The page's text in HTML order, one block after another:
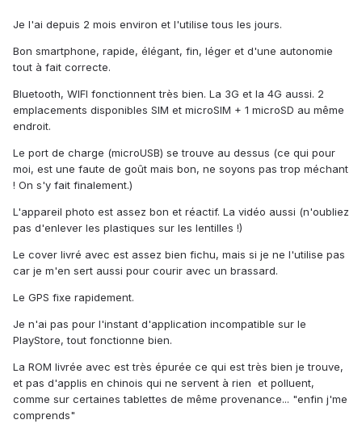
Je l'ai depuis 2 mois environ et l'utilise tous les jours.
Bon smartphone, rapide, élégant, fin, léger et d'une autonomie
tout à fait correcte.
Bluetooth, WIFI fonctionnent très bien. La 3G et la 4G aussi. 2
emplacements disponibles SIM et microSIM + 1 microSD au même
endroit.
Le port de charge (microUSB) se trouve au dessus (ce qui pour
moi, est une faute de goût mais bon, ne soyons pas trop méchant
! On s'y fait finalement.)
L'appareil photo est assez bon et réactif. La vidéo aussi (n'oubliez
pas d'enlever les plastiques sur les lentilles !)
Le cover livré avec est assez bien fichu, mais si je ne l'utilise pas
car je m'en sert aussi pour courir avec un brassard.
Le GPS fixe rapidement.
Je n'ai pas pour l'instant d'application incompatible sur le
PlayStore, tout fonctionne bien.
La ROM livrée avec est très épurée ce qui est très bien je trouve,
et pas d'applis en chinois qui ne servent à rien et polluent,
comme sur certaines tablettes de même provenance... "enfin j'me
comprends"